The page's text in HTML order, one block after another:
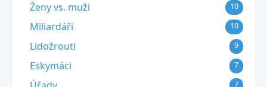
Ženy vs. muži 10
Miliardáři 10
Lidožrouti 9
Eskymáci 7
7